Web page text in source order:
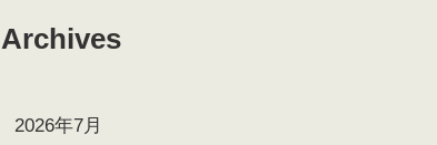
Archives
2026年7月